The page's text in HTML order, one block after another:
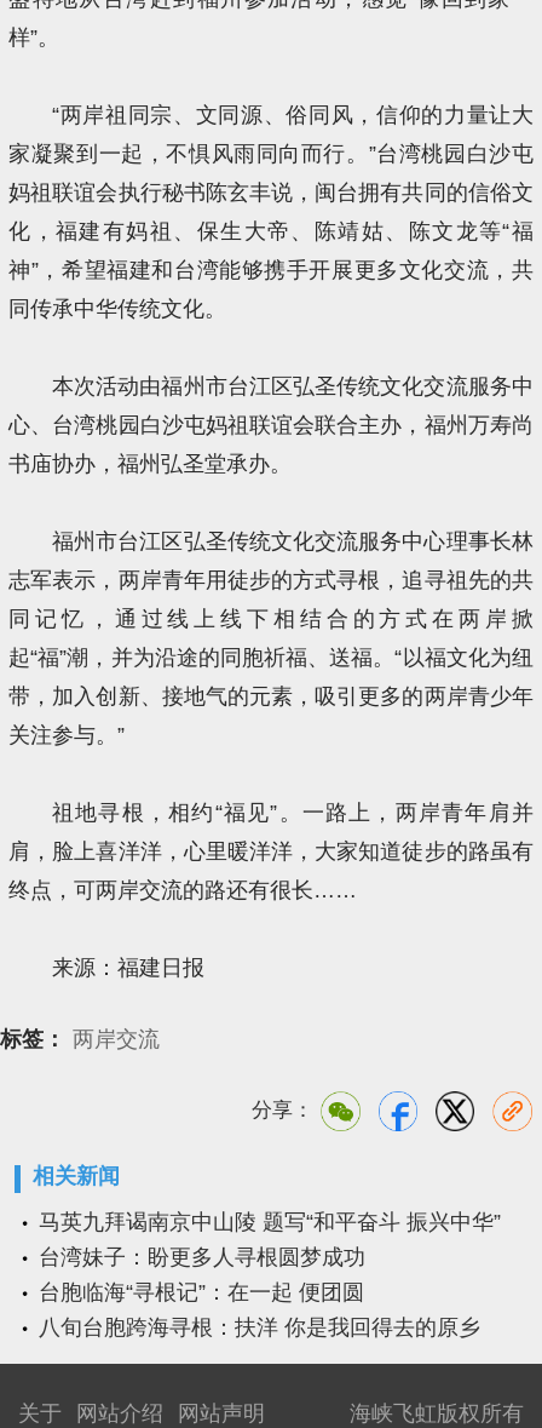
样”。
“两岸祖同宗、文同源、俗同风，信仰的力量让大
家凝聚到一起，不惧风雨同向而行。”台湾桃园白沙屯
妈祖联谊会执行秘书陈玄丰说，闽台拥有共同的信俗文
化，福建有妈祖、保生大帝、陈靖姑、陈文龙等“福
神”，希望福建和台湾能够携手开展更多文化交流，共
同传承中华传统文化。
本次活动由福州市台江区弘圣传统文化交流服务中
心、台湾桃园白沙屯妈祖联谊会联合主办，福州万寿尚
书庙协办，福州弘圣堂承办。
福州市台江区弘圣传统文化交流服务中心理事长林
志军表示，两岸青年用徒步的方式寻根，追寻祖先的共
同记忆，通过线上线下相结合的方式在两岸掀
起“福”潮，并为沿途的同胞祈福、送福。“以福文化为纽
带，加入创新、接地气的元素，吸引更多的两岸青少年
关注参与。”
祖地寻根，相约“福见”。一路上，两岸青年肩并
肩，脸上喜洋洋，心里暖洋洋，大家知道徒步的路虽有
终点，可两岸交流的路还有很长……
来源：福建日报
标签： 两岸交流
分享：
相关新闻
马英九拜谒南京中山陵 题写“和平奋斗 振兴中华”
台湾妹子：盼更多人寻根圆梦成功
台胞临海“寻根记”：在一起 便团圆
八旬台胞跨海寻根：扶洋 你是我回得去的原乡
海峡飞虹版权所有
关于 网站介绍 网站声明